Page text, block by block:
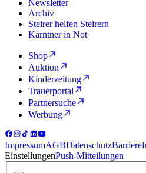
Newsletter
Archiv
Steirer helfen Steirern
Kärntner in Not
Shop
Auktion
Kinderzeitung
Trauerportal
Partnersuche
Werbung
ImpressumAGBDatenschutz
EinstellungenPush-Mitteilungen